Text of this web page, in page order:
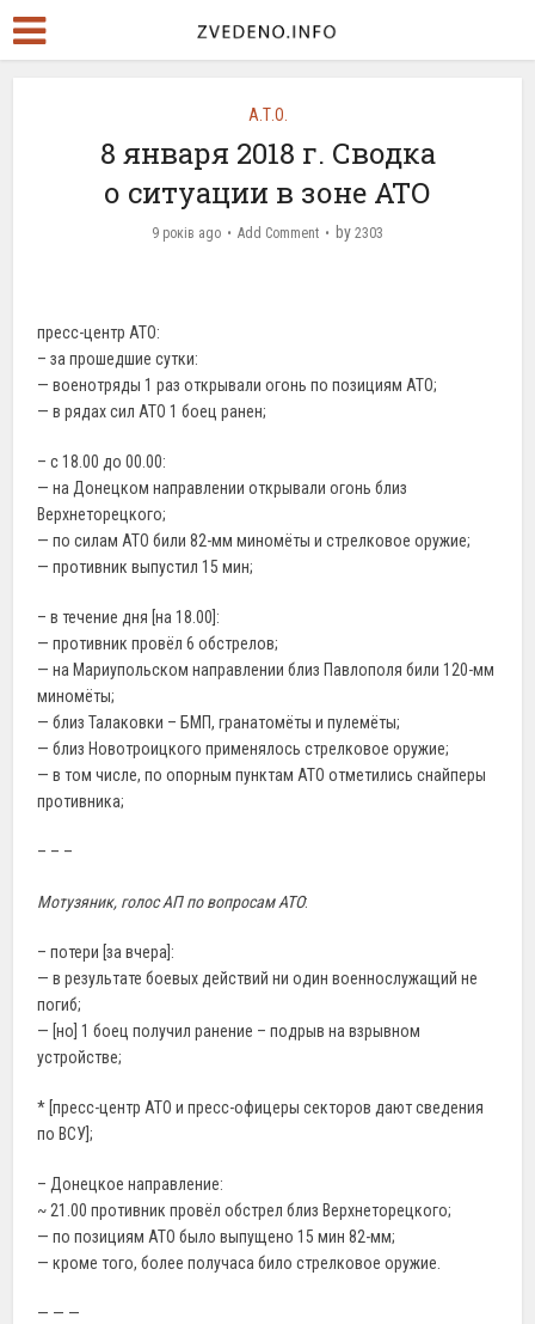
А.Т.О.
8 января 2018 г. Сводка
о ситуации в зоне АТО
9 років ago Add Comment by 2303
пресс-центр АТО:
– за прошедшие сутки:
— военотряды 1 раз открывали огонь по позициям АТО;
— в рядах сил АТО 1 боец ранен;
– с 18.00 до 00.00:
— на Донецком направлении открывали огонь близ
Верхнеторецкого;
— по силам АТО били 82-мм миномёты и стрелковое оружие;
— противник выпустил 15 мин;
– в течение дня [на 18.00]:
— противник провёл 6 обстрелов;
— на Мариупольском направлении близ Павлополя били 120-мм
миномёты;
— близ Талаковки – БМП, гранатомёты и пулемёты;
— близ Новотроицкого применялось стрелковое оружие;
— в том числе, по опорным пунктам АТО отметились снайперы
противника;
– – –
Мотузяник, голос АП по вопросам АТО:
– потери [за вчера]:
— в результате боевых действий ни один военнослужащий не
погиб;
— [но] 1 боец получил ранение – подрыв на взрывном
устройстве;
* [пресс-центр АТО и пресс-офицеры секторов дают сведения
по ВСУ];
– Донецкое направление:
~ 21.00 противник провёл обстрел близ Верхнеторецкого;
— по позициям АТО было выпущено 15 мин 82-мм;
— кроме того, более получаса било стрелковое оружие.
— — —